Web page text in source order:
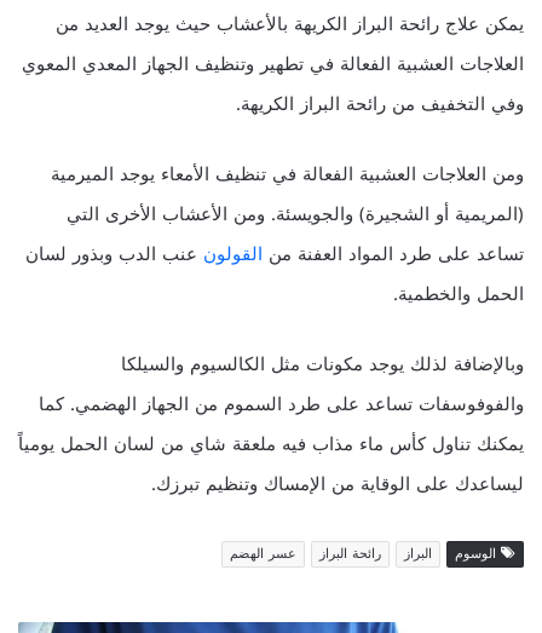
يمكن علاج رائحة البراز الكريهة بالأعشاب حيث يوجد العديد من
العلاجات العشبية الفعالة في تطهير وتنظيف الجهاز المعدي المعوي
وفي التخفيف من رائحة البراز الكريهة.
ومن العلاجات العشبية الفعالة في تنظيف الأمعاء يوجد الميرمية
(المريمية أو الشجيرة) والجويسئة. ومن الأعشاب الأخرى التي
تساعد على طرد المواد العفنة من القولون عنب الدب وبذور لسان
الحمل والخطمية.
وبالإضافة لذلك يوجد مكونات مثل الكالسيوم والسيلكا
والفوفوسفات تساعد على طرد السموم من الجهاز الهضمي. كما
يمكنك تناول كأس ماء مذاب فيه ملعقة شاي من لسان الحمل يومياً
ليساعدك على الوقاية من الإمساك وتنظيم تبرزك.
الوسوم البراز رائحة البراز عسر الهضم